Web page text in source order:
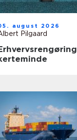
august 2026
Pilgaard